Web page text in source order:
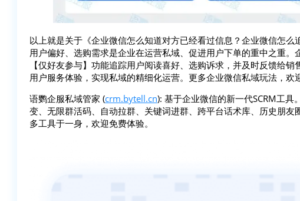
以上就是关于《企业微信怎么知道对方已经看过信息？企业微信怎么
用户偏好、选购需求是企业在运营私域、促进用户下单的重中之重。
【仅好友参与】功能追踪用户阅读喜好、选购诉求，并及时反馈给
用户服务体验，实现私域的精细化运营。更多企业微信私域玩法，欢
语鹦企服私域管家 (crm.bytell.cn): 基于企业微信的新一代SCRM工
变、无限群活码、自动拉群、关键词进群、跨平台话术库、历史朋
多工具于一身，欢迎免费体验。